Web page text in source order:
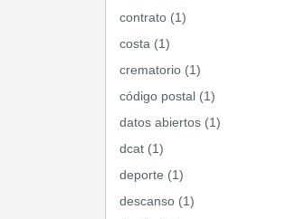
contrato (1)
costa (1)
crematorio (1)
código postal (1)
datos abiertos (1)
dcat (1)
deporte (1)
descanso (1)